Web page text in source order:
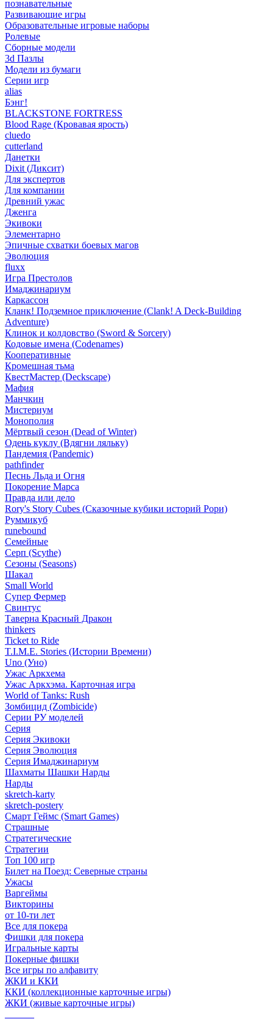
познавательные
Развивающие игры
Образовательные игровые наборы
Ролевые
Сборные модели
3d Пазлы
Модели из бумаги
Серии игр
alias
Бэнг!
BLACKSTONE FORTRESS
Blood Rage (Кровавая ярость)
cluedo
cutterland
Данетки
Dixit (Диксит)
Для экспертов
Для компании
Древний ужас
Дженга
Экивоки
Элементарно
Эпичные схватки боевых магов
Эволюция
fluxx
Игра Престолов
Имаджинариум
Каркассон
Кланк! Подземное приключение (Clank! A Deck-Building
Adventure)
Клинок и колдовство (Sword & Sorcery)
Кодовые имена (Codenames)
Кооперативные
Кромешная тьма
КвестМастер (Deckscape)
Мафия
Манчкин
Мистериум
Монополия
Мёртвый сезон (Dead of Winter)
Одень куклу (Вдягни ляльку)
Пандемия (Pandemic)
pathfinder
Песнь Льда и Огня
Покорение Марса
Правда или дело
Rory's Story Cubes (Сказочные кубики историй Рори)
Руммикуб
runebound
Семейные
Серп (Scythe)
Сезоны (Seasons)
Шакал
Small World
Супер Фермер
Свинтус
Таверна Красный Дракон
thinkers
Ticket to Ride
T.I.M.E. Stories (Истории Времени)
Uno (Уно)
Ужас Аркхема
Ужас Аркхэма. Карточная игра
World of Tanks: Rush
Зомбицид (Zombicide)
Серии РУ моделей
Серия
Серия Экивоки
Серия Эволюция
Серия Имаджинариум
Шахматы Шашки Нарды
Нарды
skretch-karty
skretch-postery
Смарт Геймс (Smart Games)
Страшные
Стратегические
Стратегии
Топ 100 игр
Билет на Поезд: Северные страны
Ужасы
Варгеймы
Викторины
от 10-ти лет
Все для покера
Фишки для покера
Игральные карты
Покерные фишки
Все игры по алфавиту
ЖКИ и ККИ
ККИ (коллекционные карточные игры)
ЖКИ (живые карточные игры)